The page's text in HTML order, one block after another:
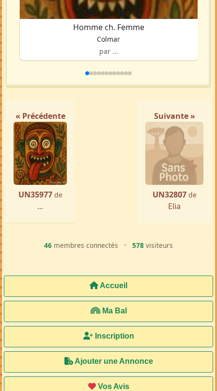
Homme ch. Femme
Colmar
par ...
« Précédente
UN35977 de
...
Suivante »
UN32807 de
Elia
46 membres connectés • 578 visiteurs
Accueil
Ma Bal
Inscription
Ajouter une Annonce
Vos Avis